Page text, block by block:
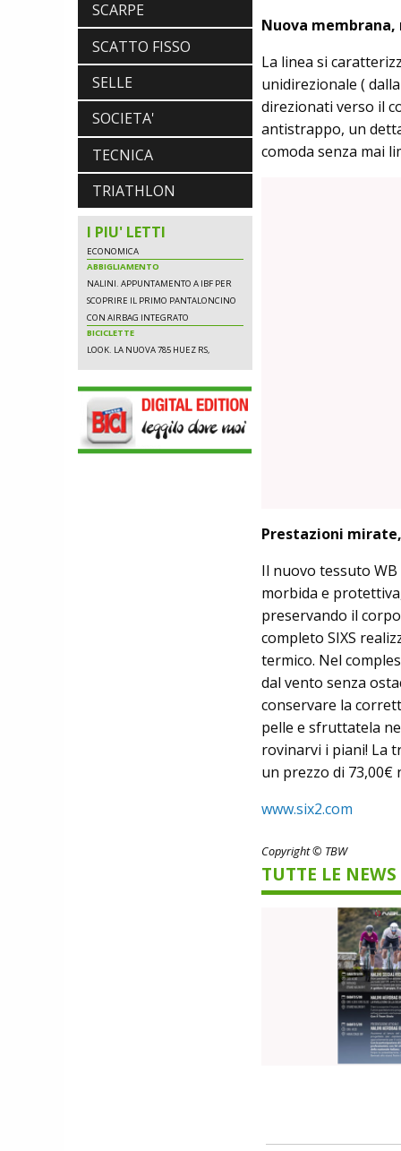
SCARPE
SCATTO FISSO
SELLE
SOCIETA'
TECNICA
TRIATHLON
I PIU' LETTI
LEGGEREZZA ASSOLUTA E CARATTERE
DMT. TADEJ POGACAR, LA MAGLIA
COMPONENTISTICA
ULAC. COURSIER JAGER 3L, LA BORSA
AL MANUBRIO LEGGERA ED
ECONOMICA
ABBIGLIAMENTO
SCOPRIRE IL PRIMO PANTALONCINO
CON AIRBAG INTEGRATO
LEGGEREZZA ASSOLUTA E CARATTERE
PER DOMINARE LE VETTE PIU' DURE
SCARPE
DMT. TADEJ POGACAR, LA MAGLIA
GIALLA E UNA SPECIAL EDITION DELLA
Nuova
La linea si
unidirezionale (
direzionati verso il
antistrappo, un
comoda senza mai
Prestazioni
Il nuovo tessuto
morbida e
preservando il
completo SIXS
termico. Nel
dal vento senza
conservare la
pelle e sfruttatela
rovinarvi i piani! La
un prezzo di 73,00€
www.six2.com
Copyright © TBW
TUTTE LE NEWS